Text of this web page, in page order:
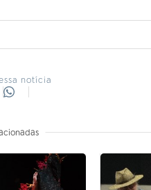
notícia